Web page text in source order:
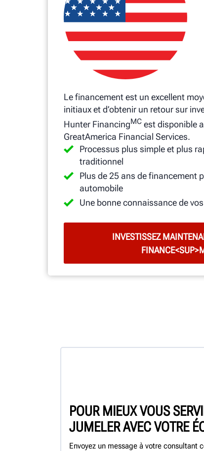
Le financement est un excellent
initiaux et d’obtenir un retour sur
Hunter FinancingMC est disponible
GreatAmerica Financial Services.
Processus plus simple et plus
traditionnel
Plus de 25 ans de financement
automobile
Une bonne connaissance de
INVESTISSEZ
POUR MIEUX VOUS
JUMELER AVEC VOTRE
Envoyez un message à votre